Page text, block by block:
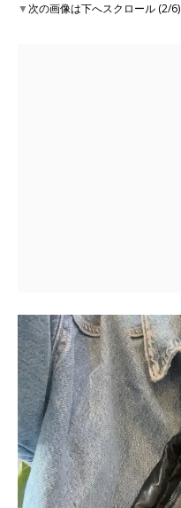
▼次の画像は下へスクロール (2/6)